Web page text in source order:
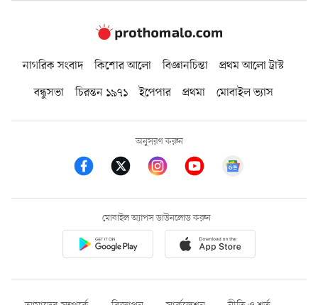
নাগরিক সংবাদ কিশোর আলো বিজ্ঞানচিন্তা
প্রথম আলো ট্রাস্ট
বন্ধুসভা
চিরন্তন ১৯৭১ ইপেপার প্রথমা মোবাইল ভ্যাস
অনুসরণ করুন
মোবাইল অ্যাপস ডাউনলোড করুন